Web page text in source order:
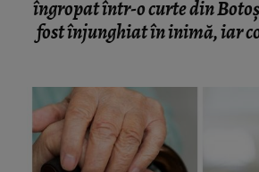
îngropat într-o curte din
fost înjunghiat în inimă, iar